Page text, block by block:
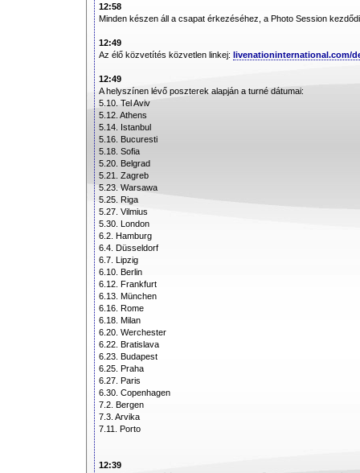
12:58
Minden készen áll a csapat érkezéséhez, a Photo Session
12:49
Az élő közvetítés közvetlen linkej: livenationinternational.com/
12:49
A helyszínen lévő poszterek alapján a turné dátumai:
5.10. Tel Aviv
5.12. Athens
5.14. Istanbul
5.16. Bucuresti
5.18. Sofia
5.20. Belgrad
5.21. Zagreb
5.23. Warsawa
5.25. Riga
5.27. Vilmius
5.30. London
6.2. Hamburg
6.4. Düsseldorf
6.7. Lipzig
6.10. Berlin
6.12. Frankfurt
6.13. München
6.16. Rome
6.18. Milan
6.20. Werchester
6.22. Bratislava
6.23. Budapest
6.25. Praha
6.27. Paris
6.30. Copenhagen
7.2. Bergen
7.3. Arvika
7.11. Porto
12:39